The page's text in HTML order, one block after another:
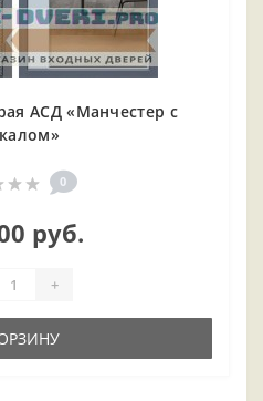
АСД «Манчестер с
0
руб.
+